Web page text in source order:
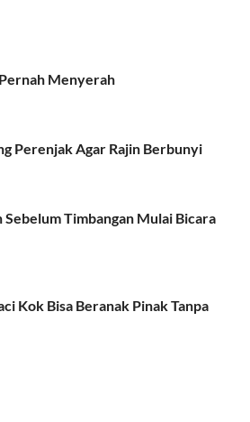
Menyerah
Perenjak Agar Rajin Berbunyi
Timbangan Mulai Bicara
Kok Bisa Beranak Pinak Tanpa